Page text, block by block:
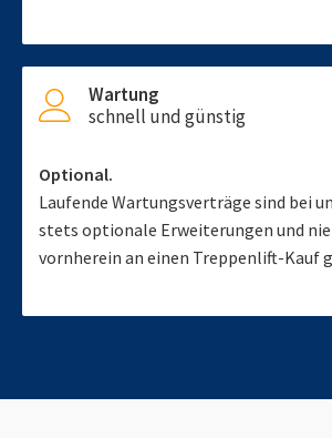
Wartung
schnell und günstig
Optional.
Laufende Wartungsverträge sind bei
stets optionale Erweiterungen und
vornherein an einen Treppenlift-Kauf